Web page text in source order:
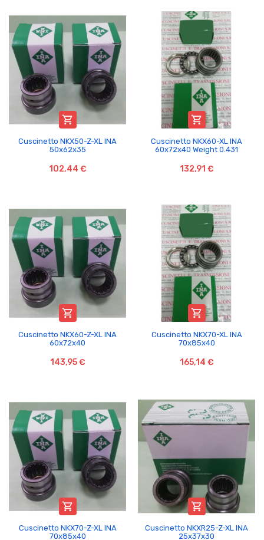

Cuscinetto NKX50-Z-XL INA
50x62x35
102,44 €

Cuscinetto NKX60-XL INA
60x72x40 Weight 0.431
132,91 €

Cuscinetto NKX60-Z-XL INA
60x72x40
143,95 €

Cuscinetto NKX70-XL INA
70x85x40
165,14 €

Cuscinetto NKX70-Z-XL INA
70x85x40

Cuscinetto NKXR25-Z-XL INA
25x37x30